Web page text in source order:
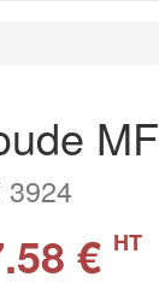
3924
€ HT